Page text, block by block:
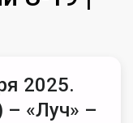
2025.
– «Луч» –